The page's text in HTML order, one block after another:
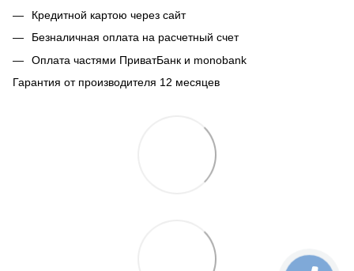
Кредитной картою через сайт
Безналичная оплата на расчетный счет
Оплата частями ПриватБанк и monobank
Гарантия от производителя 12 месяцев